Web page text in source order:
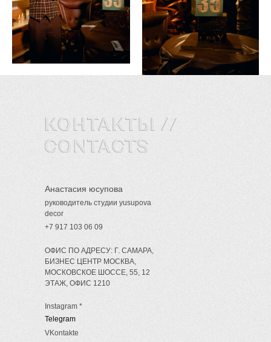
Анастасия юсупова
+7 917 103 06 09
руководитель студии yusupova
decor
Instagram *
Telegram
VKontakte
ОФИС ПО АДРЕСУ: Г. САМАРА,
БИЗНЕС ЦЕНТР МОСКВА,
МОСКОВСКОЕ ШОССЕ, 55, 12
ЭТАЖ, ОФИС 1210